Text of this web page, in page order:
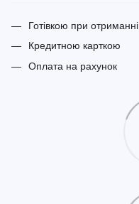
Готівкою при отриманні
Кредитною карткою
Оплата на рахунок